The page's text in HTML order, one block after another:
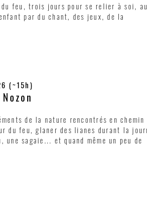
du feu, trois jours pour se relier à soi,
par du chant, des jeux, de la
(~15h)
de la nature rencontrés en chemin
du feu, glaner des lianes durant la
sagaie... et quand même un peu de